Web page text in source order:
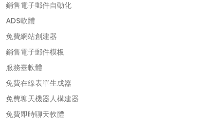
銷售電子郵件自動化
ADS軟體
免費網站創建器
銷售電子郵件模板
服務臺軟體
免費在線表單生成器
免費聊天機器人構建器
免費即時聊天軟體